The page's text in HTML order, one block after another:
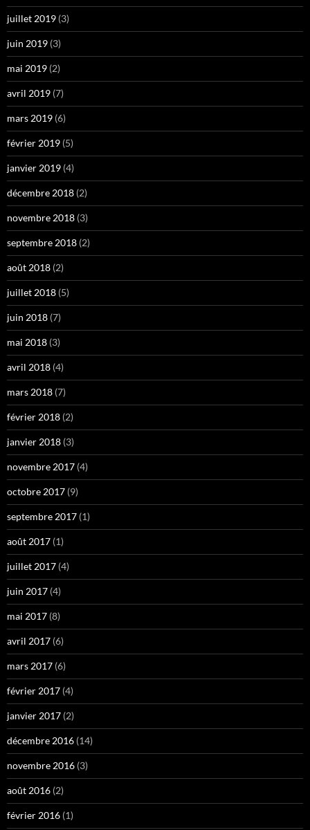
juillet 2019 (3)
juin 2019 (3)
mai 2019 (2)
avril 2019 (7)
mars 2019 (6)
février 2019 (5)
janvier 2019 (4)
décembre 2018 (2)
novembre 2018 (3)
septembre 2018 (2)
août 2018 (2)
juillet 2018 (5)
juin 2018 (7)
mai 2018 (3)
avril 2018 (4)
mars 2018 (7)
février 2018 (2)
janvier 2018 (3)
novembre 2017 (4)
octobre 2017 (9)
septembre 2017 (1)
août 2017 (1)
juillet 2017 (4)
juin 2017 (4)
mai 2017 (8)
avril 2017 (6)
mars 2017 (6)
février 2017 (4)
janvier 2017 (2)
décembre 2016 (14)
novembre 2016 (3)
août 2016 (2)
février 2016 (1)